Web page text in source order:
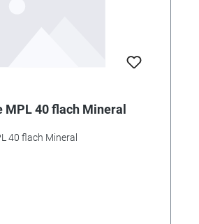
MPL 40 flach Mineral
40 flach Mineral